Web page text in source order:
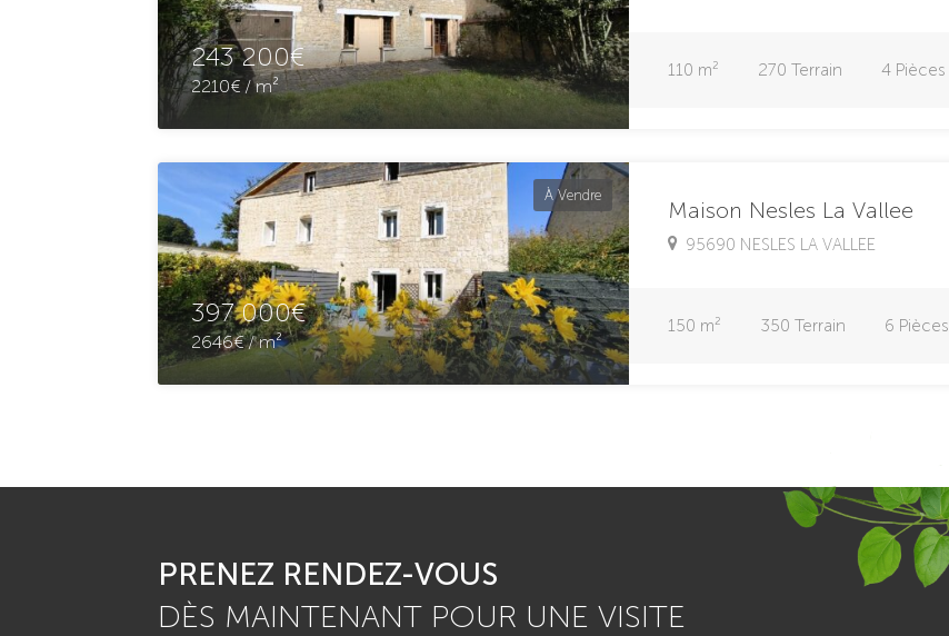
243 200€
2210€ / m²
110 m² 270 Terrain 4 Pièces
À Vendre
397 000€
2646€ / m²
Maison Nesles La Vallee
95690 NESLES LA VALLEE
150 m² 350 Terrain 6 Pièces
PRENEZ RENDEZ-VOUS
DÈS MAINTENANT POUR UNE VISITE